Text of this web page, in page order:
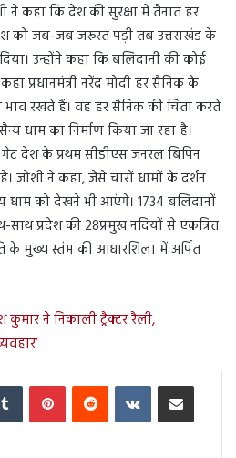
कहा कि देश की सुरक्षा में तैनात हर
को जब-जब जरूरत पड़ी तब उत्तराखंड के
उन्होंने कहा कि बलिदानी की कोई
प्रधानमंत्री नरेंद्र मोदी हर सैनिक के
रखते हैं। वह हर सैनिक की चिंता करते
धाम का निर्माण किया जा रहा है।
देश के प्रथम सीडीएस जनरल बिपिन
जोशी ने कहा, जैसे चारों धामों के दर्शन
को देखने भी आएंगे। 1734 बलिदानों
प्रदेश की 28प्रमुख नदियों से एकत्रित
के मुख्य स्तंभ की आधारशिला में अर्पित
ने निकाली ट्रैक्टर रैली,
Tumblr PinterestReddit VKontakteShare via Email